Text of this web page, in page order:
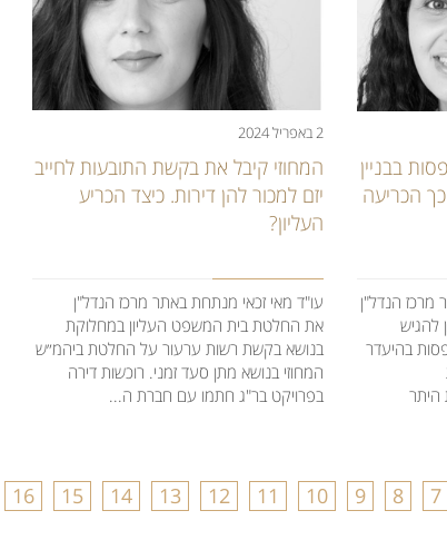
בבניין
הכריעה
מרכז הנדל"ן
להגיש
בהיעדר
2 באפריל 2024
המחוזי קיבל את בקשת התובעות לחייב
יזם למכור להן דירות. כיצד הכריע
העליון?
עו"ד מאי זכאי מנתחת באתר מרכז הנדל"ן
את החלטת בית המשפט העליון במחלוקת
בנושא בקשת רשות ערעור על החלטת ביהמ״ש
המחוזי בנושא מתן סעד זמני. רוכשות דירה
בפרויקט בר"ג חתמו עם חברת ה...
7
8
9
10
11
12
13
14
15
16